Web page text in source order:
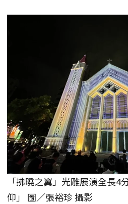
「拂曉之翼」光雕展演全長4
仰」 圖／張裕珍 攝影